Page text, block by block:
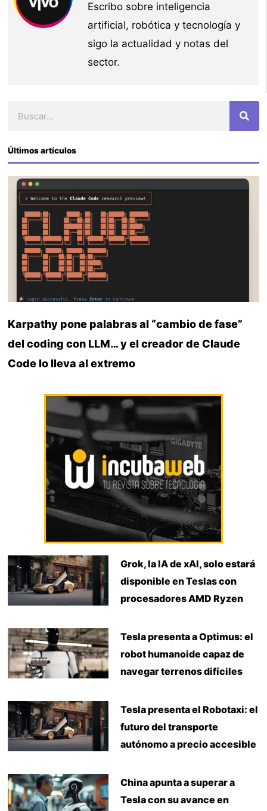
Escribo sobre inteligencia
artificial, robótica y tecnología y
sigo la actualidad y notas del
sector.
Últimos artículos
Karpathy pone palabras al “cambio de fase”
del coding con LLM… y el creador de Claude
Code lo lleva al extremo
Grok, la IA de xAI, solo estará
disponible en Teslas con
procesadores AMD Ryzen
Tesla presenta a Optimus: el
robot humanoide capaz de
navegar terrenos difíciles
Tesla presenta el Robotaxi: el
futuro del transporte
autónomo a precio accesible
China apunta a superar a
Tesla con su avance en